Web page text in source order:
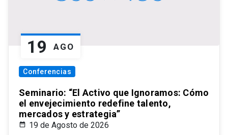
19 AGO
Conferencias
Seminario: “El Activo que Ignoramos: Cómo
el envejecimiento redefine talento,
mercados y estrategia”
19 de Agosto de 2026